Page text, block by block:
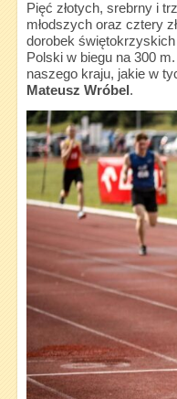
Pięć złotych, srebrny i
młodszych oraz cztery
dorobek
Polski w biegu na 300
naszego kraju, jakie w
Mateusz Wróbel .